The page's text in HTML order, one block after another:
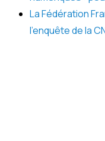
La Fédération
l’enquête de la